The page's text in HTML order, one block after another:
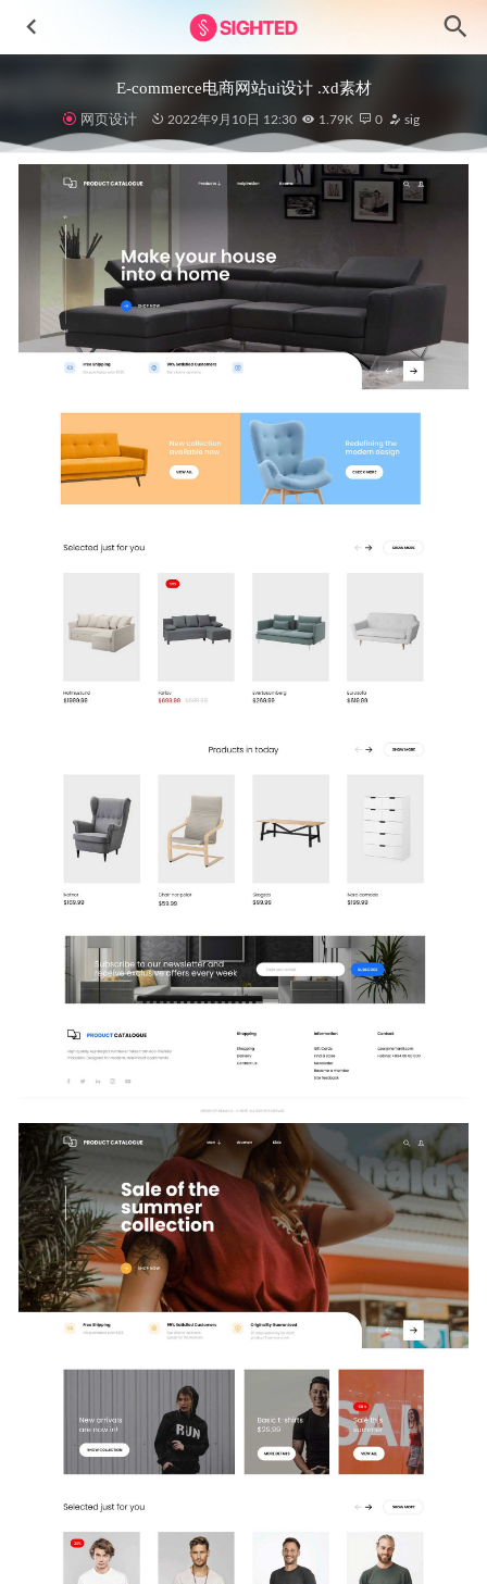
E-commerce电商网站ui设计 .xd素材
网页设计 2022年9月10日 12:30 1.79K 0 sig
暗黑风格视频剪辑app ui设计 .fig素材 2022-05-29
MOLLET明暗两种风格成套金融app ui设计 .fig .sketch素材
2022-04-11
Goggles眼镜电商app ui设计 .xd素材 2021-01-19
Robot Wallet加密数字钱包app ui设计 .fig .xd .sketch素材
2022-01-11